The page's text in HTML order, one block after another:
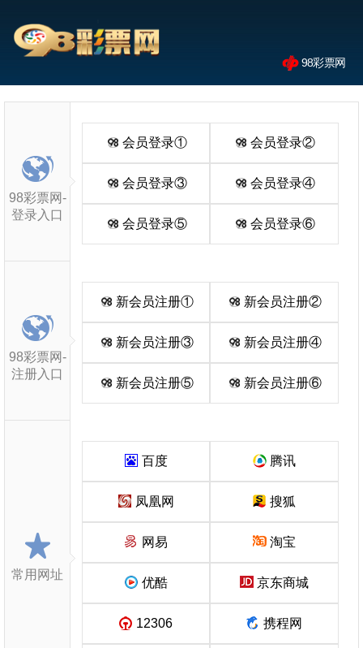
98彩票网
98彩票网-
登录入口
会员登录① 会员登录②
会员登录③ 会员登录④
会员登录⑤ 会员登录⑥
98彩票网-
注册入口
新会员注册① 新会员注册②
新会员注册③ 新会员注册④
新会员注册⑤ 新会员注册⑥
常用网址
百度 腾讯
凤凰网 搜狐
网易 淘宝
优酷 京东商城
12306 携程网